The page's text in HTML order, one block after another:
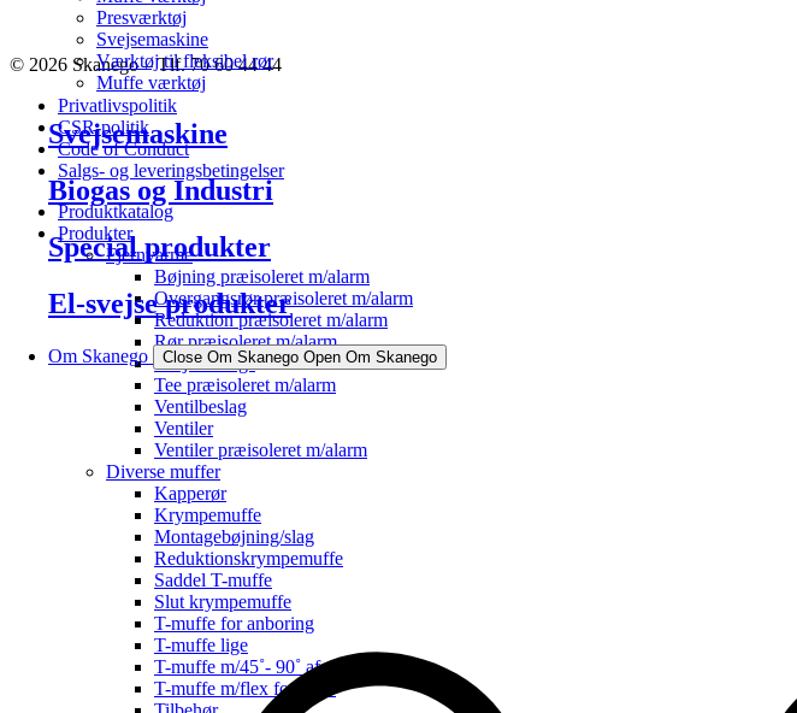
Presværktøj
Svejsemaskine
Værktøj til fleksibel rør
Muffe værktøj
Svejsemaskine
Biogas og Industri
Special produkter
El-svejse produkter
Om Skanego Close Om Skanego Open Om Skanego
© 2026 Skanego – Tlf. 70 60 44 44
Privatlivspolitik
CSR-politik
Code of Conduct
Salgs- og leveringsbetingelser
Produktkatalog
Produkter
Fjernvarme
Bøjning præisoleret m/alarm
Overgangsrør præisoleret m/alarm
Reduktion præisoleret m/alarm
Rør præisoleret m/alarm
Svejsefittings
Tee præisoleret m/alarm
Ventilbeslag
Ventiler
Ventiler præisoleret m/alarm
Diverse muffer
Kapperør
Krympemuffe
Montagebøjning/slag
Reduktionskrympemuffe
Saddel T-muffe
Slut krympemuffe
T-muffe for anboring
T-muffe lige
T-muffe m/45˚- 90˚ afg.
T-muffe m/flex for svøb